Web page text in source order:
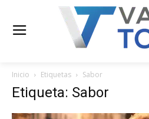
Inicio Etiquetas Sabor
Etiqueta: Sabor